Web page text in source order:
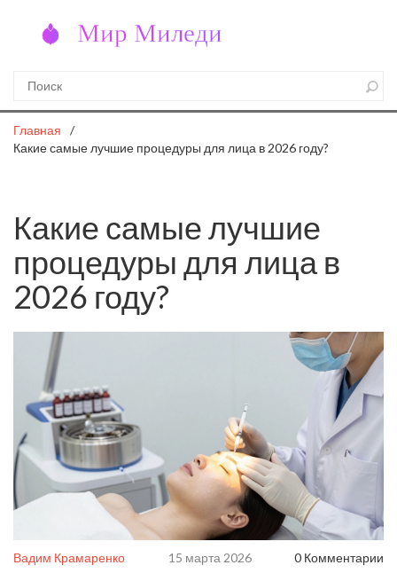
Главная
Какие самые лучшие процедуры для лица в 2026 году?
Какие самые лучшие
процедуры для лица в
2026 году?
Вадим Крамаренко 15 марта 2026 0 Комментарии